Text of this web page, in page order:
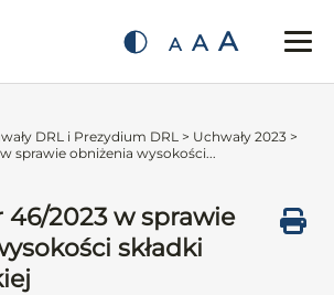
A A A
DRL i Prezydium DRL > Uchwały 2023 >
sprawie obniżenia wysokości...
46/2023 w sprawie
składki